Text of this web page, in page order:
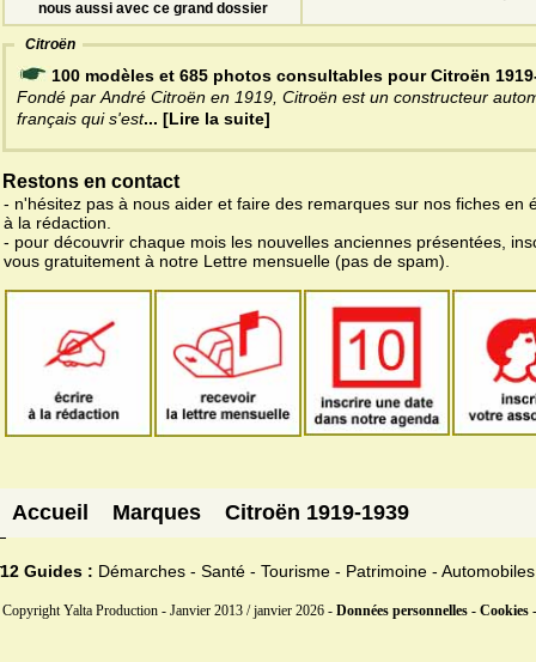
nous aussi avec ce grand dossier
Citroën
100 modèles et 685 photos consultables pour Citroën
Fondé par André Citroën en 1919, Citroën est un constructeur
français qui s'est... [Lire la suite]
Restons en contact
- n'hésitez pas à nous aider et faire des remarques sur nos fiches en
à la rédaction.
- pour découvrir chaque mois les nouvelles anciennes présentées,
vous gratuitement à notre Lettre mensuelle (pas de spam).
Accueil Marques Citroën 1919-1939
12 Guides : Démarches - Santé - Tourisme - Patrimoine - Automobiles
Copyright Yalta Production - Janvier 2013 / janvier 2026 - Données personnelles - Cookies